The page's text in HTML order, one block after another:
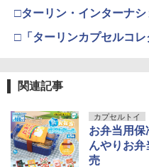
4
クラ
マウン
5
ZEXT
20cm
バル
転換
￥
5
T-02シ
￥
4
ツ 呪
BS製
5
タカラ
K トラ
D-01
30MM
5
Sachi
ロモ
スリ
￥
型用接
￥184
8ml ホ
￥710
□ターリン・インターナ
□「ターリンカプセルコ
関連記事
カプセルトイ
お弁当用保
んやりお
売